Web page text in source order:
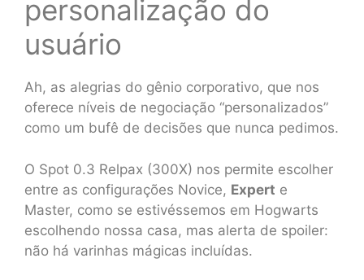
personalização do
usuário
Ah, as alegrias do gênio corporativo, que nos
oferece níveis de negociação “personalizados”
como um bufê de decisões que nunca pedimos.
O Spot 0.3 Relpax (300X) nos permite escolher
entre as configurações Novice, Expert e
Master, como se estivéssemos em Hogwarts
escolhendo nossa casa, mas alerta de spoiler:
não há varinhas mágicas incluídas.